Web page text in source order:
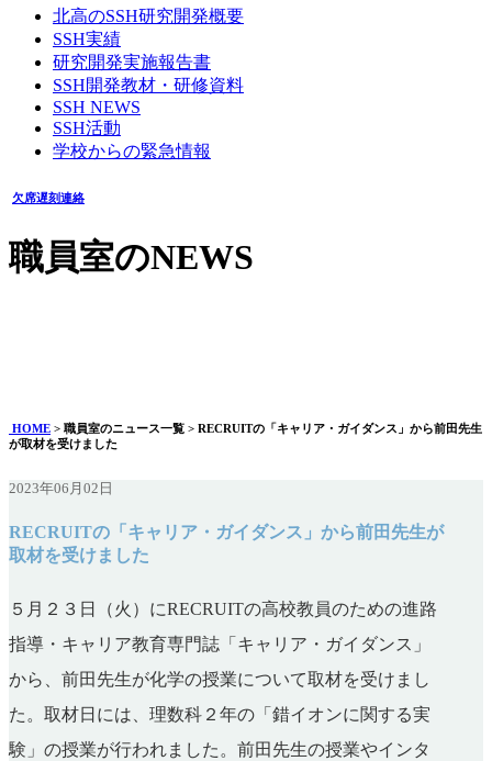
北高のSSH研究開発概要
SSH実績
研究開発実施報告書
SSH開発教材・研修資料
SSH NEWS
SSH活動
学校からの緊急情報
欠席遅刻連絡
職員室のNEWS
HOME > 職員室のニュース一覧 > RECRUITの「キャリア・ガイダンス」から前田先生
が取材を受けました
2023年06月02日
RECRUITの「キャリア・ガイダンス」から前田先生が
取材を受けました
５月２３日（火）にRECRUITの高校教員のための進路
指導・キャリア教育専門誌「キャリア・ガイダンス」
から、前田先生が化学の授業について取材を受けまし
た。取材日には、理数科２年の「錯イオンに関する実
験」の授業が行われました。前田先生の授業やインタ